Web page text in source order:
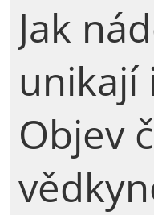
Jak
unikají
Objev